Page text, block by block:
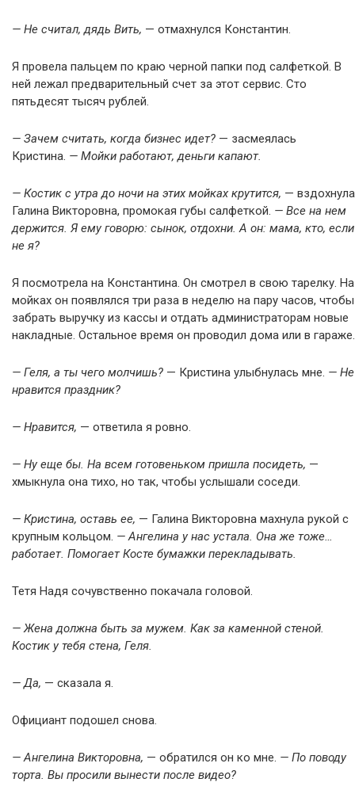
— Не считал, дядь Вить, — отмахнулся Константин.
Я провела пальцем по краю черной папки под салфеткой. В
ней лежал предварительный счет за этот сервис. Сто
пятьдесят тысяч рублей.
— Зачем считать, когда бизнес идет? — засмеялась
Кристина. — Мойки работают, деньги капают.
— Костик с утра до ночи на этих мойках крутится, — вздохнула
Галина Викторовна, промокая губы салфеткой. — Все на нем
держится. Я ему говорю: сынок, отдохни. А он: мама, кто, если
не я?
Я посмотрела на Константина. Он смотрел в свою тарелку. На
мойках он появлялся три раза в неделю на пару часов, чтобы
забрать выручку из кассы и отдать администраторам новые
накладные. Остальное время он проводил дома или в гараже.
— Геля, а ты чего молчишь? — Кристина улыбнулась мне. — Не
нравится праздник?
— Нравится, — ответила я ровно.
— Ну еще бы. На всем готовеньком пришла посидеть, —
хмыкнула она тихо, но так, чтобы услышали соседи.
— Кристина, оставь ее, — Галина Викторовна махнула рукой с
крупным кольцом. — Ангелина у нас устала. Она же тоже…
работает. Помогает Косте бумажки перекладывать.
Тетя Надя сочувственно покачала головой.
— Жена должна быть за мужем. Как за каменной стеной.
Костик у тебя стена, Геля.
— Да, — сказала я.
Официант подошел снова.
— Ангелина Викторовна, — обратился он ко мне. — По поводу
торта. Вы просили вынести после видео?